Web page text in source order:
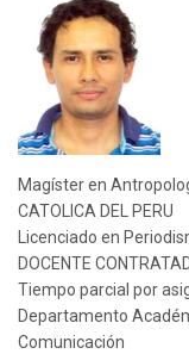
Magíster en
CATOLICA DEL PERU
Licenciado en
DOCENTE
Tiempo parcial por
Departamento
Comunicación